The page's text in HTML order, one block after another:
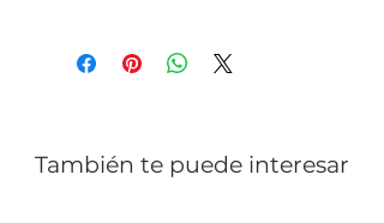
También te puede interesar